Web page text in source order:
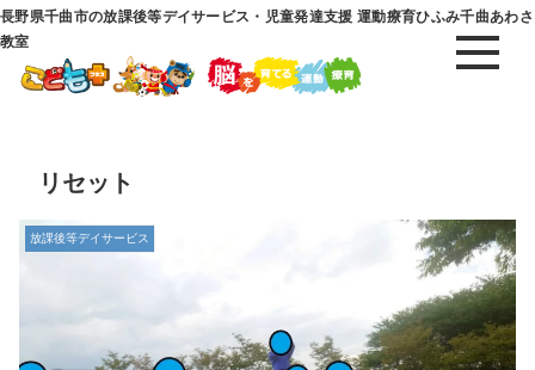
長野県千曲市の放課後等デイサービス・児童発達支援 運動療育ひふみ千曲あわさ
教室
リセット
放課後等デイサービス